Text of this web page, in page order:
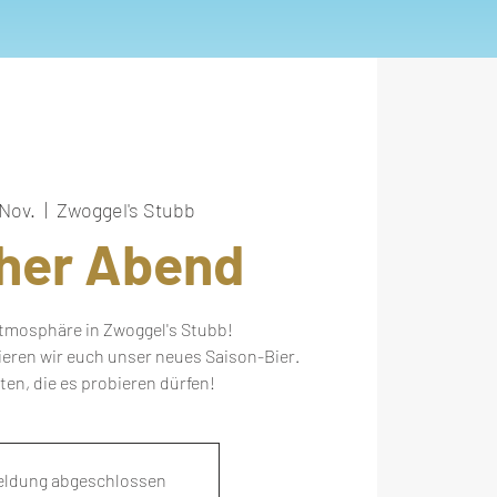
  |
Zwoggel's Stubb
Abend
in Zwoggel's Stubb!
wir euch unser neues Saison-Bier.
die es probieren dürfen!
abgeschlossen